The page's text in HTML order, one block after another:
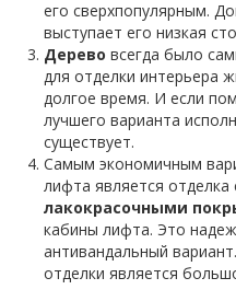
его сверхпопулярным.
выступает его низкая
Дерево всегда было
для отделки интерьера
долгое время. И если
лучшего варианта
существует.
Самым экономичным
лифта является отделка
лакокрасочными
кабины лифта. Это
антивандальный
отделки является